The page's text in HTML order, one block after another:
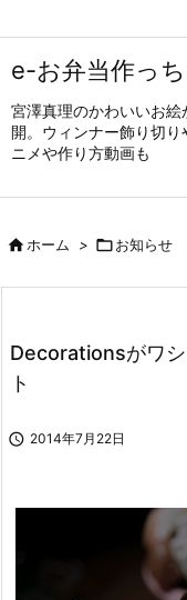
e-お弁当作っ
宮澤真理のかわいいお
開。ウィンナー飾り切
ニメや作り方動画も
ホーム > お知らせ
Decorationsがワ
ト
 2014年7月22日